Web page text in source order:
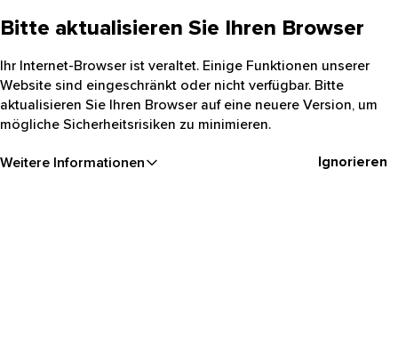
Bitte aktualisieren Sie Ihren Browser
Ihr Internet-Browser ist veraltet. Einige Funktionen unserer
Website sind eingeschränkt oder nicht verfügbar. Bitte
aktualisieren Sie Ihren Browser auf eine neuere Version, um
mögliche Sicherheitsrisiken zu minimieren.
Weitere Informationen Ignorieren